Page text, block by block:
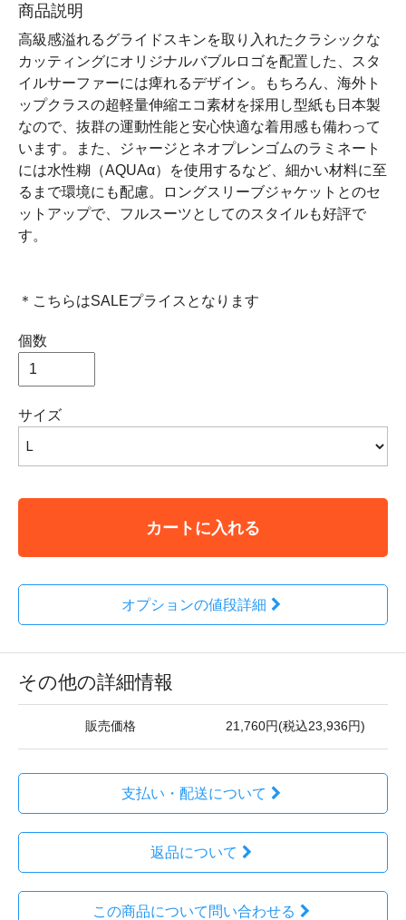
商品説明
高級感溢れるグライドスキンを取り入れたクラシックな
カッティングにオリジナルバブルロゴを配置した、スタ
イルサーファーには痺れるデザイン。もちろん、海外ト
ップクラスの超軽量伸縮エコ素材を採用し型紙も日本製
なので、抜群の運動性能と安心快適な着用感も備わって
います。また、ジャージとネオプレンゴムのラミネート
には水性糊（AQUAα）を使用するなど、細かい材料に至
るまで環境にも配慮。ロングスリーブジャケットとのセ
ットアップで、フルスーツとしてのスタイルも好評で
す。
＊こちらはSALEプライスとなります
個数
サイズ
カートに入れる
オプションの値段詳細
その他の詳細情報
販売価格 21,760円(税込23,936円)
支払い・配送について
返品について
この商品について問い合わせる